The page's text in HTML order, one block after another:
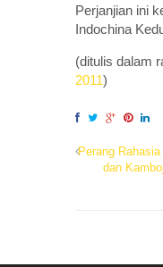
Perjanjian ini
Indochina
(ditulis dalam
2011)
Perang
dan